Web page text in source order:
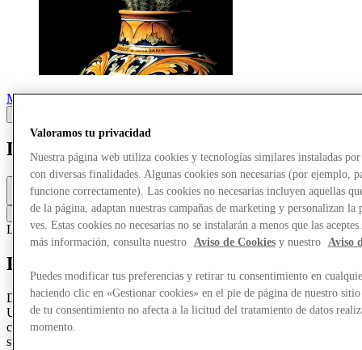
Marcas
Dolce & Gabbana
Abierto
10a. m. - 8p. m.
Contacta con la tienda
Lujo Accesorios y bolsosRopa
Descubre Dolce & Gabbana
Dolce & Gabbana es el nuevo lujo, auténtico y poco convencional.
Un estilo que expresa nuevas formas de elegancia, presentándose
como un clasicismo moderno, basado en un contenido sartorial
superior y creatividad.
Valoramos tu privacidad
Nuestra página web utiliza cookies y tecnologías similares instaladas
con diversas finalidades. Algunas cookies son necesarias (por ejemplo,
funcione correctamente). Las cookies no necesarias incluyen aquellas
de la página, adaptan nuestras campañas de marketing y personalizan la
ves. Estas cookies no necesarias no se instalarán a menos que las
más información, consulta nuestro
Aviso de Cookiesy nuestro Aviso
Puedes modificar tus preferencias y retirar tu consentimiento en
haciendo clic en «Gestionar cookies» en el pie de página de nuestro
de tu consentimiento no afecta a la licitud del tratamiento de datos
momento.